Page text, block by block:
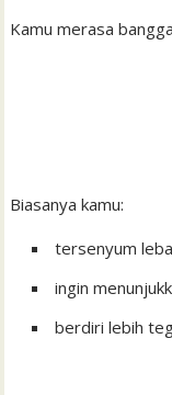
Kamu merasa
Biasanya kamu:
tersenyum
ingin
berdiri lebih